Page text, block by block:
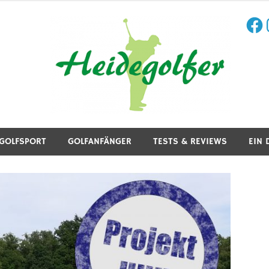
GOLFANFÄNGER TESTS & REVIEWS EIN